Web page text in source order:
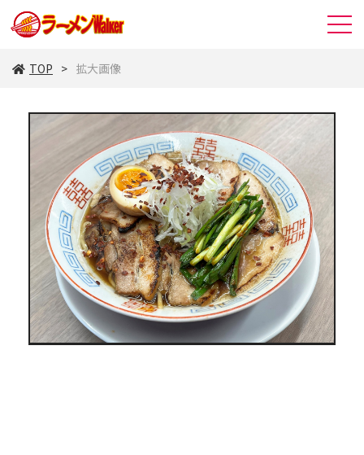
TOP 拡大画像